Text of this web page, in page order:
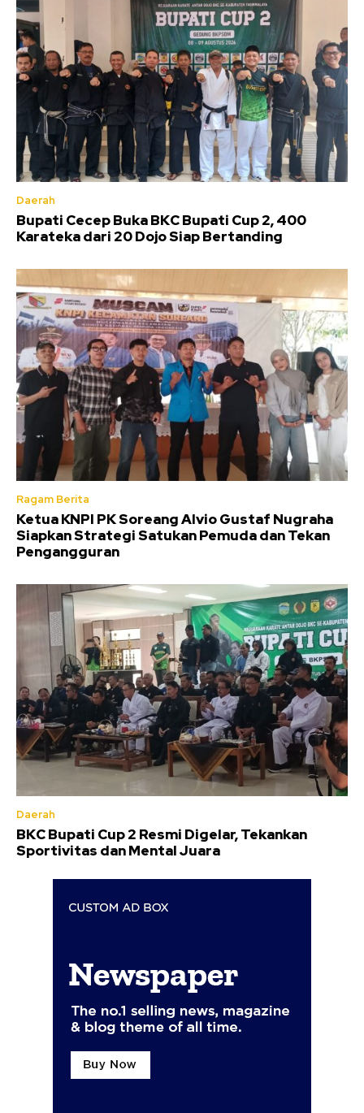
Daerah
Bupati Cecep Buka BKC Bupati Cup 2, 400
Karateka dari 20 Dojo Siap Bertanding
Ragam Berita
Ketua KNPI PK Soreang Alvio Gustaf Nugraha
Siapkan Strategi Satukan Pemuda dan Tekan
Pengangguran
Daerah
BKC Bupati Cup 2 Resmi Digelar, Tekankan
Sportivitas dan Mental Juara